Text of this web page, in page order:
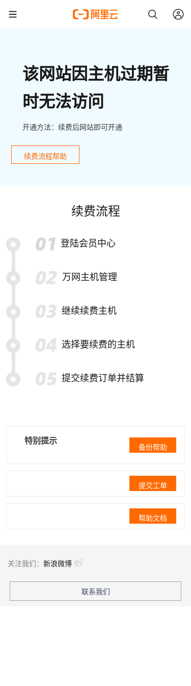
该网站因主机过期暂
时无法访问
开通方法：续费后网站即可开通
续费流程帮助
续费流程
登陆会员中心
万网主机管理
继续续费主机
选择要续费的主机
提交续费订单并结算
特别提示
备份帮助
提交工单
帮助文档